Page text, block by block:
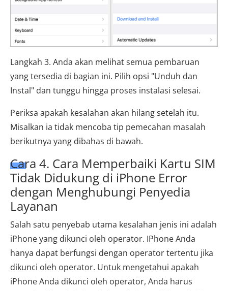
Langkah 3. Anda akan melihat semua pembaruan
yang tersedia di bagian ini. Pilih opsi "Unduh dan
Instal" dan tunggu hingga proses instalasi selesai.
Periksa apakah kesalahan akan hilang setelah itu.
Misalkan ia tidak mencoba tip pemecahan masalah
berikutnya yang dibahas di bawah.
Cara 4. Cara Memperbaiki Kartu SIM
Tidak Didukung di iPhone Error
dengan Menghubungi Penyedia
Layanan
Salah satu penyebab utama kesalahan jenis ini adalah
iPhone yang dikunci oleh operator. IPhone Anda
hanya dapat berfungsi dengan operator tertentu jika
dikunci oleh operator. Untuk mengetahui apakah
iPhone Anda dikunci oleh operator, Anda harus